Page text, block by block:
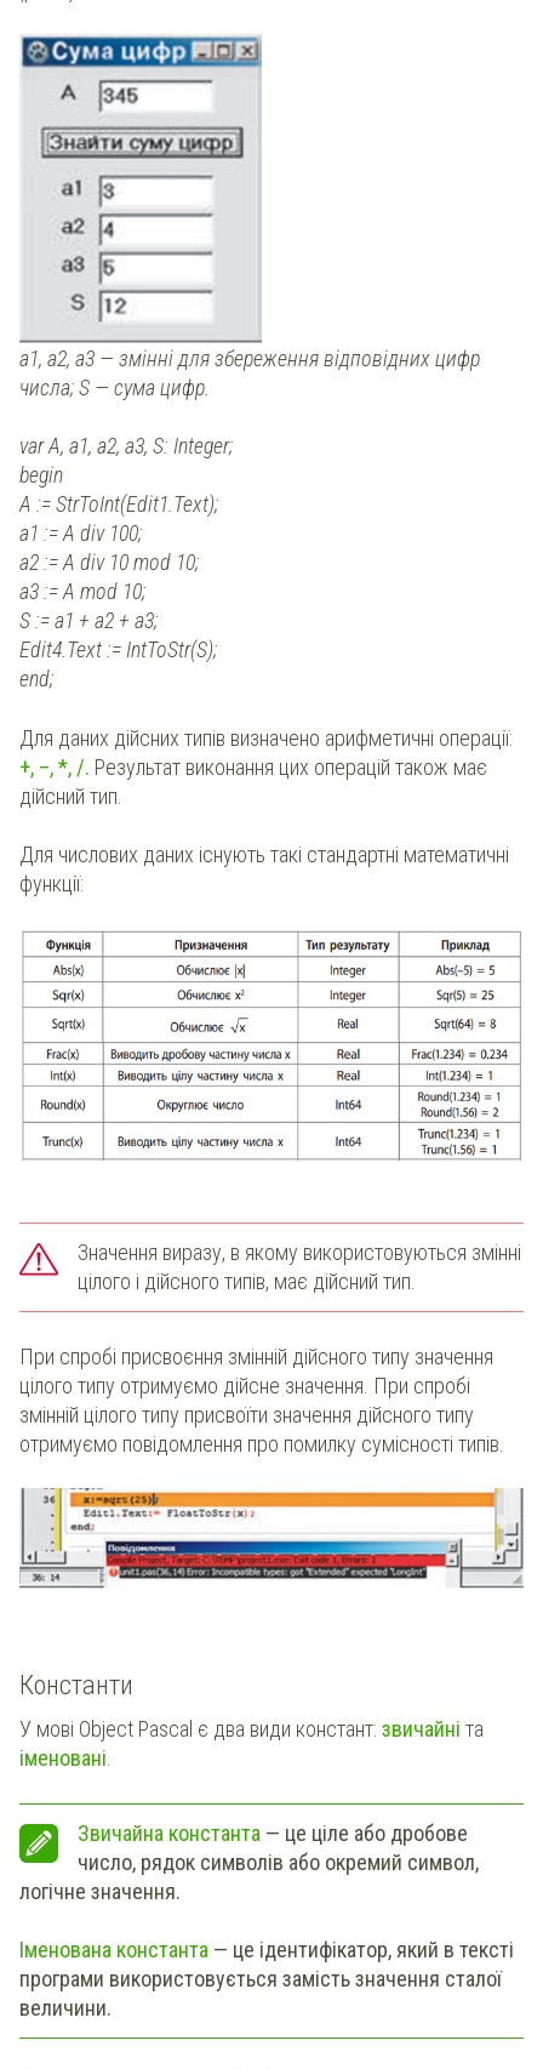
а1, а2, а3 — змінні для збереження відповідних цифр
числа; S — сума цифр.
var А, a1, a2, a3, S: Integer;
begin
А := StrToInt(Edit1.Text);
a1 := А div 100;
a2 := А div 10 mod 10;
a3 := А mod 10;
S := a1 + a2 + a3;
Edit4.Text := IntToStr(S);
end;
Для даних дійсних типів визначено арифметичні операції:
+, –, *, /. Результат виконання цих операцій також має
дійсний тип.
Для числових даних існують такі стандартні математичні
функції:
Значення виразу, в якому використовуються змінні
цілого і дійсного типів, має дійсний тип.
При спробі присвоєння змінній дійсного типу значення
цілого типу отримуємо дійсне значення. При спробі
змінній цілого типу присвоїти значення дійсного типу
отримуємо повідомлення про помилку сумісності типів.
Константи
У мові Object Pascal є два види констант: звичайні та
іменовані.
Звичайна константа — це ціле або дробове
число, рядок символів або окремий символ,
логічне значення.
Іменована константа — це ідентифікатор, який в тексті
програми використовується замість значення сталої
величини.